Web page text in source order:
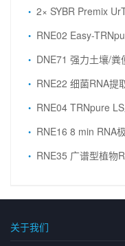
2× SYBR Premix
RNE02 Easy-
DNE71 强力土壤/粪
RNE22 细菌RNA提
RNE04 TRNpure
RNE16 8 min RNA
RNE35 广谱型植物
关于我们